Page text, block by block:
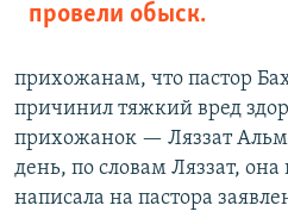
провели обыск.
прихожанам, что пастор
причинил тяжкий вред
прихожанок — Ляззат
день, по словам Ляззат,
написала на пастора